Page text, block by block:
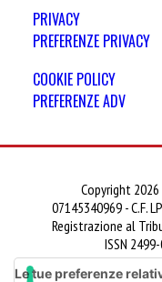
PRIVACY
PREFERENZE PRIVACY
COOKIE POLICY
PREFERENZE ADV
Copyright 2026
07145340969 - C.F.
Registrazione al
ISSN
Le tue preferenze